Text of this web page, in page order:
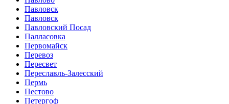
Павловск
Павловск
Павловский Посад
Палласовка
Первомайск
Перевоз
Пересвет
Переславль-Залесский
Пермь
Пестово
Петергоф